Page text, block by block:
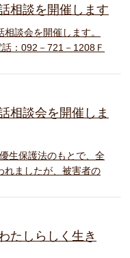
相談を開催します
談会を開催します。
：092－721－1208Ｆ
相談会を開催しま
生保護法のもとで、全
れましたが、被害者の
たしらしく生き